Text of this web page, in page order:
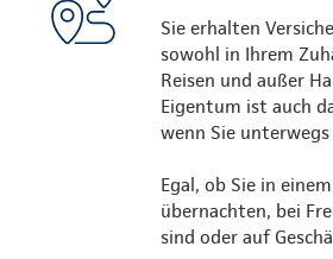
Sie erhalten
sowohl in Ihrem
Reisen und außer
Eigentum ist auch
wenn Sie unterwegs
Egal, ob Sie in
übernachten, bei
sind oder auf